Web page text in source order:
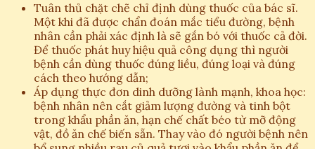
Tuân thủ chặt chẽ chỉ định dùng thuốc của bác sĩ.
Một khi đã được chẩn đoán mắc tiểu đường, bệnh
nhân cần phải xác định là sẽ gắn bó với thuốc cả đời.
Để thuốc phát huy hiệu quả công dụng thì người
bệnh cần dùng thuốc đúng liều, đúng loại và đúng
cách theo hướng dẫn;
Áp dụng thực đơn dinh dưỡng lành mạnh, khoa học:
bệnh nhân nên cắt giảm lượng đường và tinh bột
trong khẩu phần ăn, hạn chế chất béo từ mỡ động
vật, đồ ăn chế biến sẵn. Thay vào đó người bệnh nên